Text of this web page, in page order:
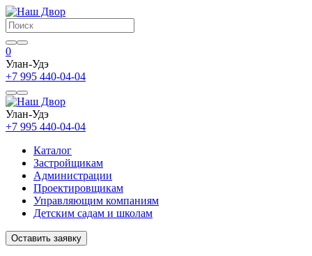
0
Улан-Удэ
+7 995 440-04-04
Улан-Удэ
+7 995 440-04-04
Каталог
Застройщикам
Администрации
Проектировщикам
Управляющим компаниям
Детским садам и школам
Оставить заявку